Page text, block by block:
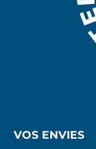
VOS ENVIES